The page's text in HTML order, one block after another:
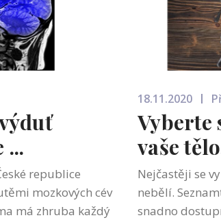
republice
mozkových cév
má zhruba každý
18.11.2020
Vyberte
vaše
Nejčastěji se
nebělí.
snadno